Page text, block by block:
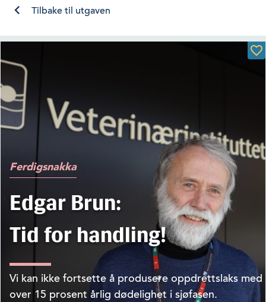
Tilbake til utgaven
Ferdigsnakka
Edgar Brun:
Tid for handling!
Vi kan ikke fortsette å produsere oppdrettslaks med
over 15 prosent årlig dødelighet i sjøfasen.